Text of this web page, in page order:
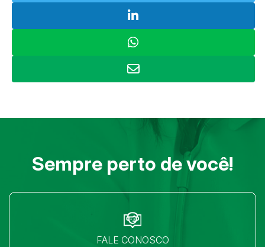
Sempre perto de você!
FALE CONOSCO